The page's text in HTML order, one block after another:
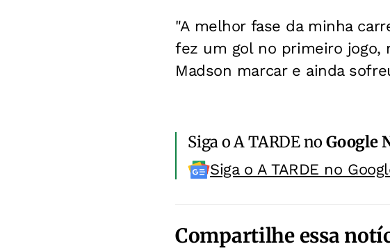
"A melhor fase da minha
fez um gol no primeiro jogo,
Madson marcar e ainda
Siga o A TARDE noGoogle
Siga o A TARDE no
Compartilhe essa